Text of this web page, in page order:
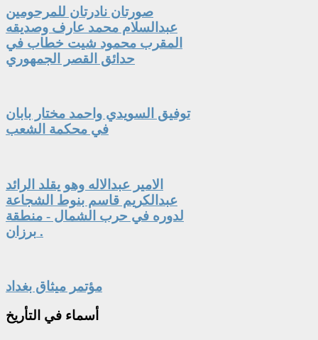
صورتان نادرتان للمرحومين
عبدالسلام محمد عارف وصديقه
المقرب محمود شيت خطاب في
حدائق القصر الجمهوري
توفيق السويدي واحمد مختار بابان
في محكمة الشعب
الامير عبدالاله وهو يقلد الرائد
عبدالكريم قاسم بنوط الشجاعة
لدوره في حرب الشمال - منطقة
برزان .
مؤتمر ميثاق بغداد
أسماء في التأريخ